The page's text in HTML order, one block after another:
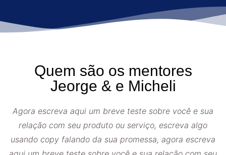
Quem são os mentores
Jeorge & e Micheli
Agora escreva aqui um breve teste sobre você e sua
relação com seu produto ou serviço, escreva algo
usando copy falando da sua promessa, agora escreva